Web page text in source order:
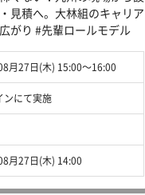
見積へ。大林組のキャリア
がり #先輩ロールモデル
月27日(木) 15:00〜16:00
ンにて実施
月27日(木) 14:00